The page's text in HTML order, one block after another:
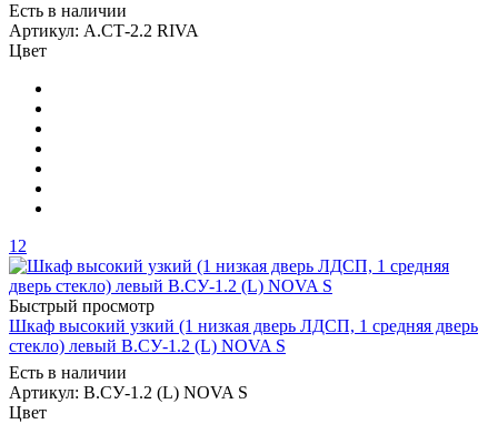
Есть в наличии
Артикул: А.СТ-2.2 RIVA
Цвет
12
Быстрый просмотр
Шкаф высокий узкий (1 низкая дверь ЛДСП, 1 средняя дверь
стекло) левый В.СУ-1.2 (L) NOVA S
Есть в наличии
Артикул: В.СУ-1.2 (L) NOVA S
Цвет